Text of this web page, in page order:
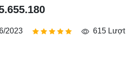
2023
615 Lượt